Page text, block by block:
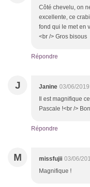
Côté chevelu, on
excellente, ce
fond qui le met en
<br /> Gros bisous
Répondre
J Janine 03/06/
Il est magnifique
Pascale !<br />
Répondre
M missfujii 03/06/
Magnifique !